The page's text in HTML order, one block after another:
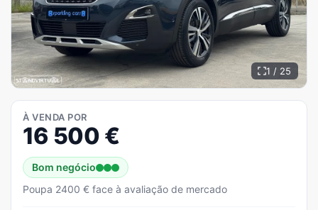
1 / 25
À VENDA POR
16 500 €
Bom negócio
Poupa 2400 € face à avaliação de mercado